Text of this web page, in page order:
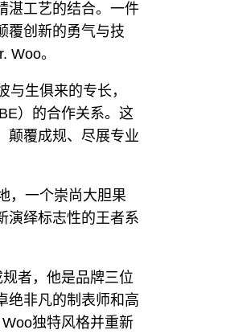
湛工艺的结合。一件
覆创新的勇气与技
Woo。
生俱来的专长，
）的合作关系。这
颠覆成规、尽展专业
，一个崇尚大胆果
演绎标志性的王者系
者，他是品牌三位
绝非凡的制表师和高
独特风格并重新